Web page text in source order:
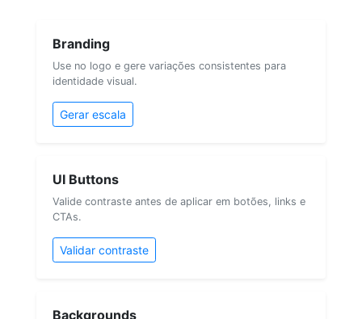
Branding
Use no logo e gere variações consistentes para
identidade visual.
Gerar escala
UI Buttons
Valide contraste antes de aplicar em botões, links e
CTAs.
Validar contraste
Backgrounds